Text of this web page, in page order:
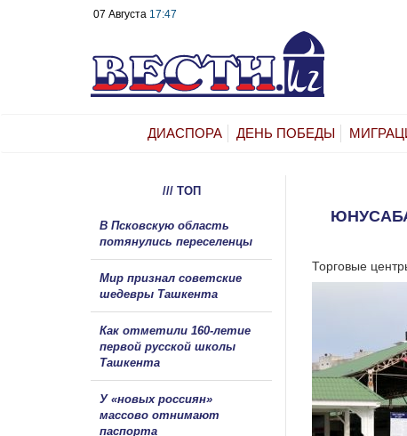
07 Августа 17:47
ДИАСПОРА ДЕНЬ ПОБЕДЫ
Торговые
/// ТОП
В Псковскую область
потянулись переселенцы
Мир признал советские
шедевры Ташкента
Как отметили 160-летие
первой русской школы
Ташкента
У «новых россиян»
массово отнимают
паспорта